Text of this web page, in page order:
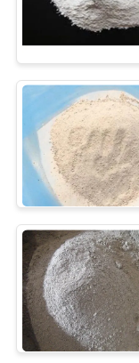
HUBUNGI
KAMI
BERITA
KASUS-
KASUS
MINTA
KUTIPAN
SITEMAP